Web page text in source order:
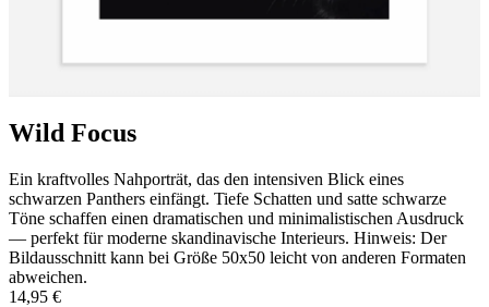
Wild Focus
Ein kraftvolles Nahporträt, das den intensiven Blick eines
schwarzen Panthers einfängt. Tiefe Schatten und satte schwarze
Töne schaffen einen dramatischen und minimalistischen Ausdruck
— perfekt für moderne skandinavische Interieurs. Hinweis: Der
Bildausschnitt kann bei Größe 50x50 leicht von anderen Formaten
abweichen.
14,95 €